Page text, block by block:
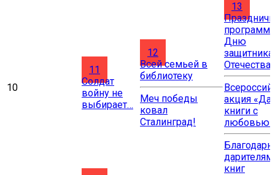
10
11
Солдат
войну не
выбирает…
12
Всей семьей в
библиотеку
Меч победы
ковал
Сталинград!
13
Дню
защитника
Отечества
акция
книги с
любовью»
дарителям
книг